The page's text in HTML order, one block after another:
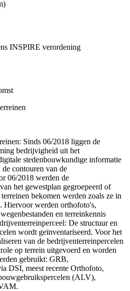
INSPIRE verordening
Sinds 06/2018 liggen de
bedrijvigheid uit het
stedenbouwkundige informatie
contouren van de
06/2018 werden de
het gewestplan gegroepeerd of
bekomen werden zoals ze in
Hiervoor werden orthofoto's,
en terreinkennis
De structuur en
wordt geïnventariseerd. Voor het
van de bedrijventerreinpercelen
op terrein uitgevoerd en worden
gebruikt: GRB,
DSI, meest recente Orthofoto,
(ALV),